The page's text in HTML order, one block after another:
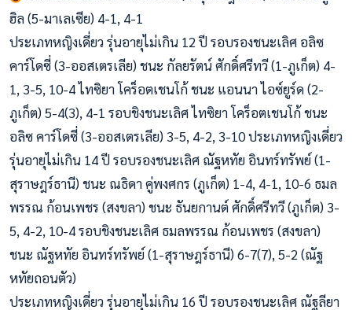
ฮิล (5-มาเลเซีย) 4-1, 4-1
ประเภทหญิงเดี่ยว รุ่นอายุไม่เกิน 12 ปี รอบรองชนะเลิศ อลิซ
คาร์โดซี่ (3-ออสเตรเลีย) ชนะ กัลยรัตน์ ศักดิ์ศรีทวี (1-ภูเก็ต) 4-
1, 3-5, 10-4 ไทซิยา โคร็อตเชนโก้ ชนะ แอนนา ไอซ์ยูร์ด (2-
ภูเก็ต) 5-4(3), 4-1 รอบชิงชนะเลิศ ไทซิยา โคร็อตเชนโก้ ชนะ
อลิซ คาร์โดซี่ (3-ออสเตรเลีย) 3-5, 4-2, 3-10 ประเภทหญิงเดี่ยว
รุ่นอายุไม่เกิน 14 ปี รอบรองชนะเลิศ ณัฐหทัย อินทร์ทรัพย์ (1-
สุราษฎร์ธานี) ชนะ ณธิดา คู่พงศกร (ภูเก็ต) 1-4, 4-1, 10-6 ธมล
พรรณ ก้อนเพชร (สงขลา) ชนะ ธันยกานต์ ศักดิ์ศรีทวี (ภูเก็ต) 3-
5, 4-2, 10-4 รอบชิงชนะเลิศ ธมลพรรณ ก้อนเพชร (สงขลา)
ชนะ ณัฐหทัย อินทร์ทรัพย์ (1-สุราษฎร์ธานี) 6-7(7), 5-2 (ณัฐ
หทัยถอนตัว)
ประเภทหญิงเดี่ยว รุ่นอายุไม่เกิน 16 ปี รอบรองชนะเลิศ ณัฐลียา